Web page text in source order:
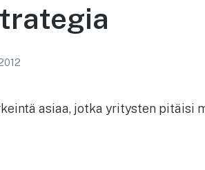
asiaa, jotka yritysten pitäisi